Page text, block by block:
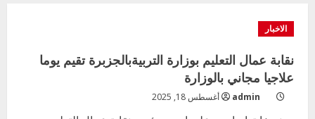
الاخبار
نقابة عمال التعليم بوزارة التربيةبالجزبرة تقيم يوما
علاجيا مجاني بالوزارة
admin أغسطس 18, 2025